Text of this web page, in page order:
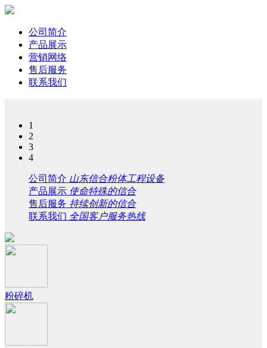
公司简介
产品展示
营销网络
售后服务
联系我们
1
2
3
4
公司简介 山东信合粉体工程设备
产品展示 使命特殊的信合
售后服务 持续创新的信合
联系我们 全国客户服务热线
粉碎机